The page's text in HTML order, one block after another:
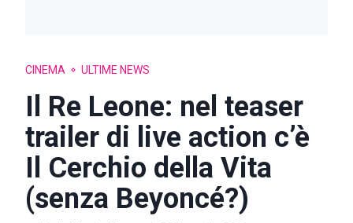
CINEMA ULTIME NEWS
Il Re Leone: nel teaser
trailer di live action c’è
Il Cerchio della Vita
(senza Beyoncé?)